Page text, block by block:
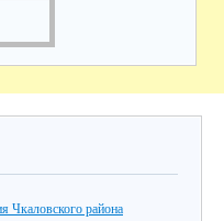
Чкаловского района